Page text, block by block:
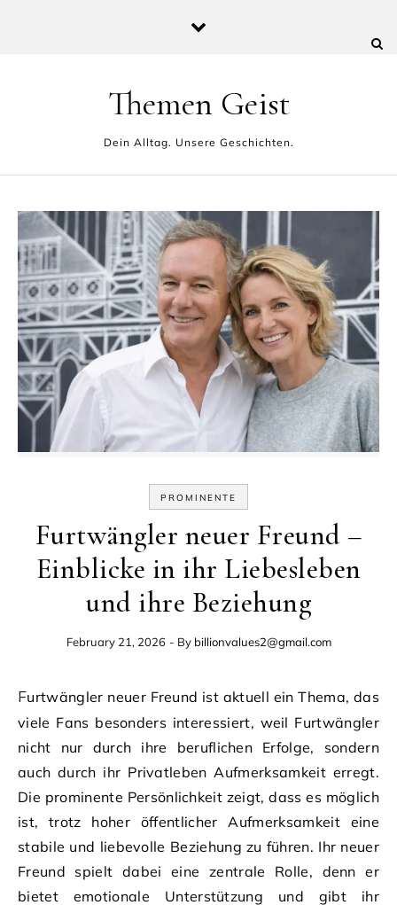
Themen Geist
Dein Alltag. Unsere Geschichten.
PROMINENTE
Furtwängler neuer Freund –
Einblicke in ihr Liebesleben
und ihre Beziehung
February 21, 2026 - By billionvalues2@gmail.com
Furtwängler neuer Freund ist aktuell ein Thema, das
viele Fans besonders interessiert, weil Furtwängler
nicht nur durch ihre beruflichen Erfolge, sondern
auch durch ihr Privatleben Aufmerksamkeit erregt.
Die prominente Persönlichkeit zeigt, dass es möglich
ist, trotz hoher öffentlicher Aufmerksamkeit eine
stabile und liebevolle Beziehung zu führen. Ihr neuer
Freund spielt dabei eine zentrale Rolle, denn er
bietet emotionale Unterstützung und gibt ihr